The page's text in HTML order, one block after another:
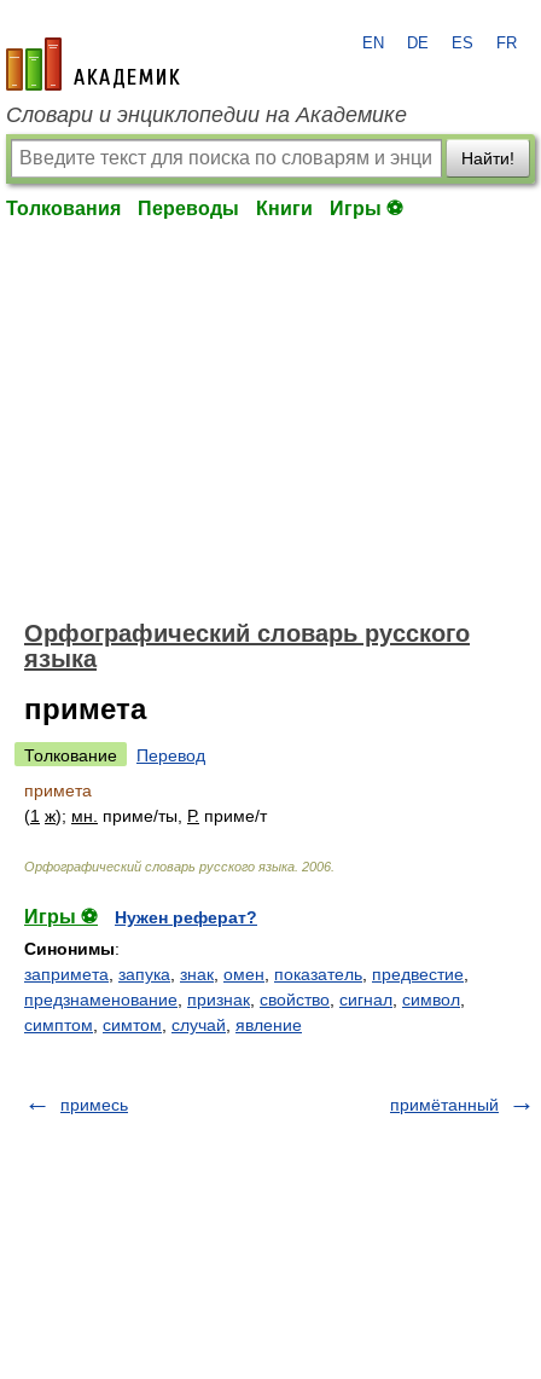
academic.ru
EN DE ES FR
Словари и энциклопедии на Академике
Найти!
Толкования Переводы Книги Игры ⚽
Орфографический словарь русского
языка
примета
Толкование
Перевод
примета
(1 ж); мн. приме/ты, Р. приме/т
Орфографический словарь русского языка 2006
Игры ⚽
Нужен реферат?
Синонимы:
запримета запука знак омен показатель предвестие
предзнаменование признак свойство сигнал символ
симптом симтом случай явление
примесь примётанный